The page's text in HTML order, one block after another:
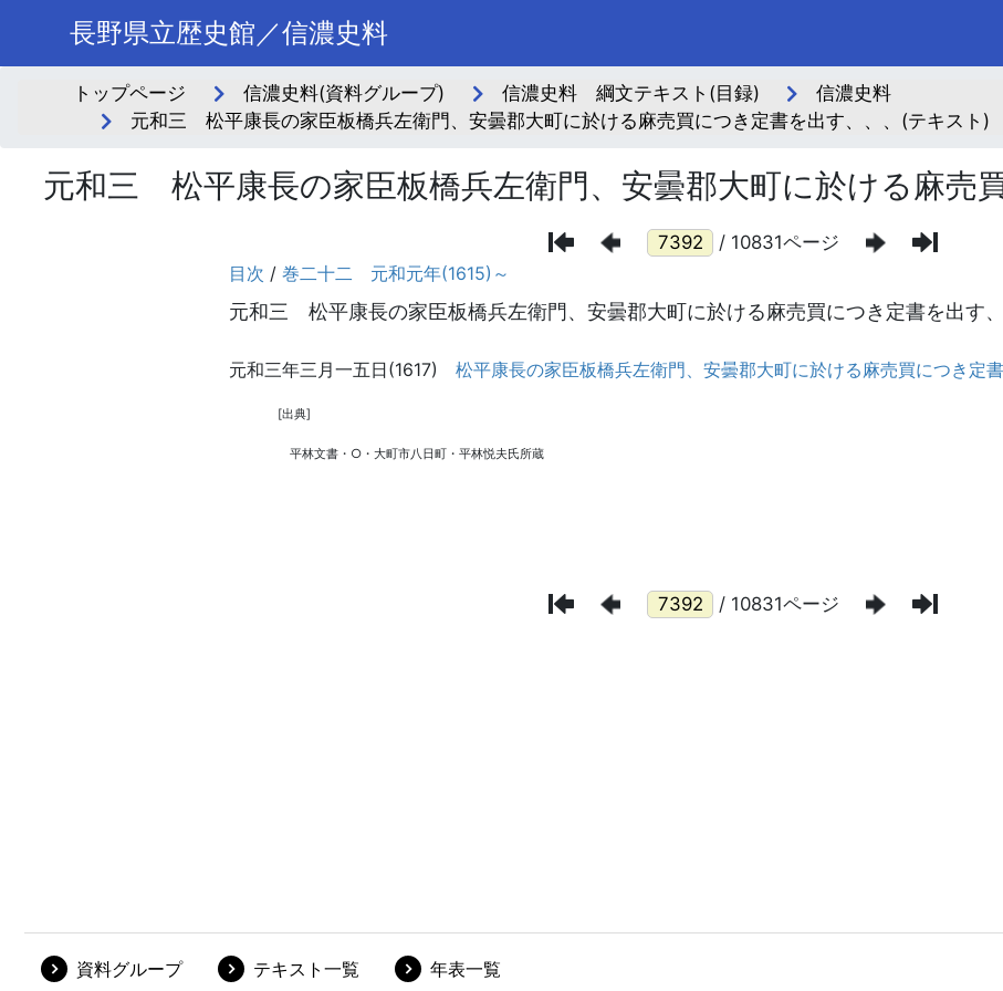
長野県立歴史館／信濃史料
トップページ 信濃史料(資料グループ) 信濃史料 綱文テキスト(目録)
信濃史料
元和三 松平康長の家臣板橋兵左衛門、安曇郡大町に於ける麻売買につき定書を出す、、、(テキスト)
元和三 松平康長の家臣板橋兵左衛門、安曇郡大町に於ける麻売
/ 10831ページ
/ 10831ページ
資料グループ テキスト一覧 年表一覧